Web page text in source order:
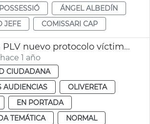
ÁNGEL ALBEDÍN
JEFE
COMISSARI CAP
Formación PLV nuevo protocolo víctimas violencia género
1 año
CIUDADANA
AUDIENCIAS
OLIVERETA
EN PORTADA
TEMÁTICA
NORMAL